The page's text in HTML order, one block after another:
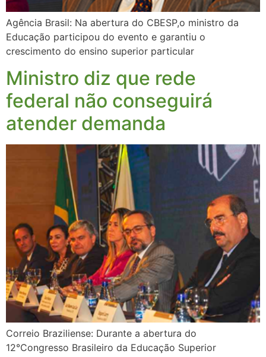
Agência Brasil: Na abertura do CBESP,o ministro da
Educação participou do evento e garantiu o
crescimento do ensino superior particular
Ministro diz que rede
federal não conseguirá
atender demanda
Correio Braziliense: Durante a abertura do
12°Congresso Brasileiro da Educação Superior